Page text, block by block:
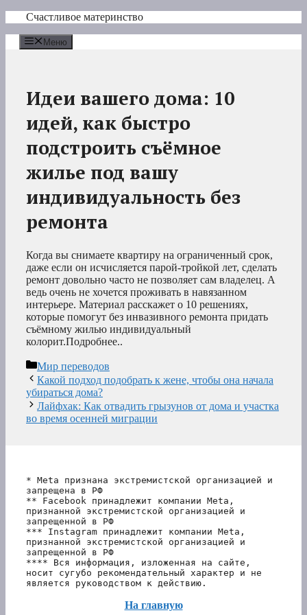
Перейти
содержимому
Счастливое материнство
Меню
Идеи вашего дома: 10
идей, как быстро
подстроить съёмное
жилье под вашу
индивидуальность без
ремонта
Когда вы снимаете квартиру на ограниченный срок,
даже если он исчисляется парой-тройкой лет, сделать
ремонт довольно часто не позволяет сам владелец. А
ведь очень не хочется проживать в навязанном
интерьере. Материал расскажет о 10 решениях,
которые помогут без инвазивного ремонта придать
съёмному жилью индивидуальный
колорит.Подробнее..
Рубрики
Мир переводов
Какой подход подобрать к жене, чтобы она начала
убираться дома?
Лайфхак: Как отвадить грызунов от дома и участка
во время осенней миграции
* Meta признана экстремистской организацией и
запрещена в РФ
** Facebook принадлежит компании Meta,
признанной экстремистской организацией и
запрещенной в РФ
*** Instagram принадлежит компании Meta,
признанной экстремистской организацией и
запрещенной в РФ
**** Вся информация, изложенная на сайте,
носит сугубо рекомендательный характер и не
является руководством к действию.
На главную